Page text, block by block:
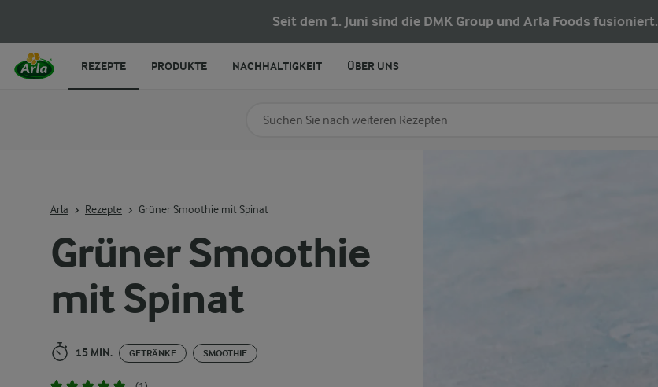
Seit dem 1. Juni sind die DMK Group und Arla Foods fusioniert.
Grüner Smoothie
mit Spinat
15 MIN. GETRÄNKE SMOOTHIE
Arla Rezepte Grüner Smoothie mit Spinat
Nach Kategorie suchen
REZEPTE PRODUKTE NACHHALTIGKEIT ÜBER UNS